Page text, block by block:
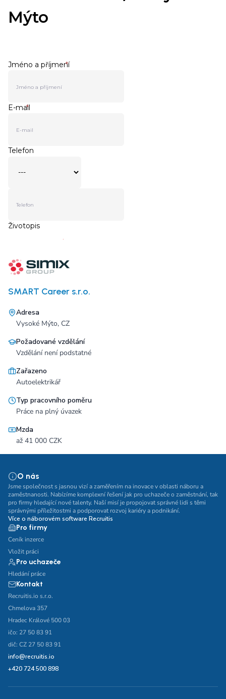
SMART Career s.r.o.
Adresa
Vysoké Mýto, CZ
Požadované vzdělání
Vzdělání není podstatné
Zařazeno
Autoelektrikář
Typ pracovního poměru
Práce na plný úvazek
Mzda
až 41 000 CZK
O nás
Jsme společnost s jasnou vizí a zaměřením na inovace v oblasti náboru a
zaměstnanosti. Nabízíme komplexní řešení jak pro uchazeče o zaměstnání, tak
pro firmy hledající nové talenty. Naší misí je propojovat správné lidi s těmi
správnými příležitostmi a podporovat rozvoj kariéry a podnikání.
Více o náborovém software Recruitis
Pro firmy
Ceník inzerce
Vložit práci
Pro uchazeče
Hledání práce
Kontakt
Recruitis.io s.r.o.
Chmelova 357
Hradec Králové 500 03
ičo: 27 50 83 91
dič: CZ 27 50 83 91
info@recruitis.io
+420 724 500 898